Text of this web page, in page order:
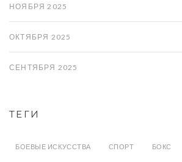
НОЯБРЯ 2025
ОКТЯБРЯ 2025
СЕНТЯБРЯ 2025
ТЕГИ
БОЕВЫЕ ИСКУССТВА СПОРТ БОКС